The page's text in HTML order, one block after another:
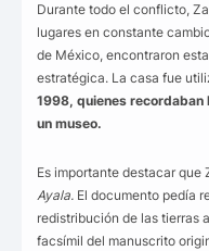
Durante todo el conflicto,
lugares en constante
de México, encontraron
estratégica. La casa fue
1998, quienes
un museo.
Es importante destacar
Ayala. El documento pedía
redistribución de las tierras
facsímil del manuscrito